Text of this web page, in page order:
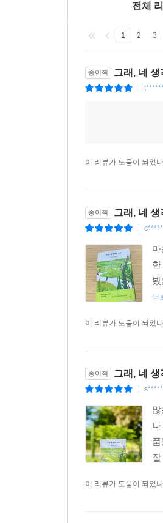
우네 우네 사랑 잃고 우
네길 거리 어둑한 가로
쿨룩쿨룩 기침하며 스
바람아 바람아 나 좀 데
---「네길 거리」 전문
비 개어 맑고 푸른 강
말이에요 _ 「부르시기
나아가 시인은 그 사
시가 할 수 있는 상징
간결해진다/ 그것이
어느 페이지를 먼저
별은 있는가”에서 출
된다. 5부 “꿈꾸는 인
띠며 자기 완결성을
트랙을 찾아 듣듯이,
그대와 내가 만나고
전체
1 2 3
종이책 그래, 네 생
이 리뷰가 도움이 되었
종이책 그래, 네 생
더
이 리뷰가 도움이 되었
종이책 그래, 네
이 리뷰가 도움이 되었